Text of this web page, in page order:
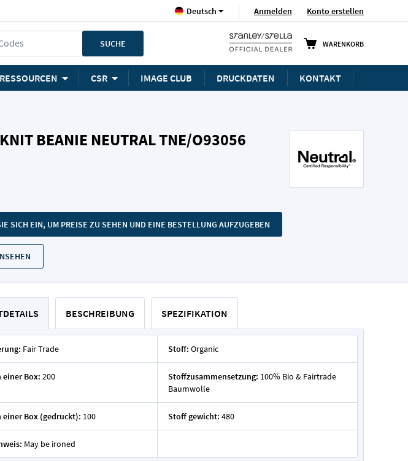
Anmelden Konto erstellen
SpracheDeutsch
WARENKORB
SUCHE
CSR IMAGE CLUB DRUCKDATEN KONTAKT
BEANIE NEUTRAL TNE/O93056
SICH EIN, UM PREISE ZU SEHEN UND EINE BESTELLUNG AUFZUGEBEN
Fair Trade Stoff: Organic
einer Box: 200 Stoffzusammensetzung: 100% Bio & Fairtrade
Baumwolle
einer Box (gedruckt): 100 Stoff gewicht: 480
May be ironed
BESCHREIBUNG SPEZIFIKATION